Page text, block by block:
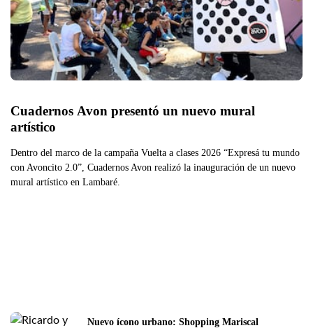
Cuadernos Avon presentó un nuevo mural
artístico
Dentro del marco de la campaña Vuelta a clases 2026 “Expresá tu mundo
con Avoncito 2.0”, Cuadernos Avon realizó la inauguración de un nuevo
mural artístico en Lambaré.
Nuevo ícono urbano: Shopping Mariscal